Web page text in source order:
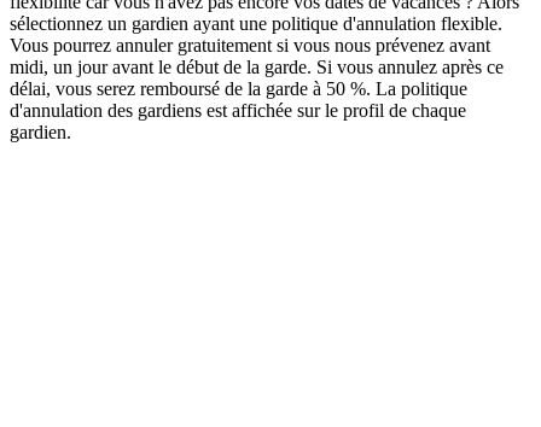
sélectionnez un gardien ayant une politique d'annulation flexible.
Vous pourrez annuler gratuitement si vous nous prévenez avant
midi, un jour avant le début de la garde. Si vous annulez après ce
délai, vous serez remboursé de la garde à 50 %. La politique
d'annulation des gardiens est affichée sur le profil de chaque
gardien.